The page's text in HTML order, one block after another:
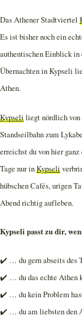
Das Athener Stadtviertel
Es ist bisher noch ein
authentischen Einblick in
Übernachten in Kypseli
Athen.
Kypseliliegt nördlich von
Standseilbahn zum
erreichst du von hier
Tage nur inKypseli
hübschen Cafés, urigen
Abend richtig aufleben.
Kypseli passt zu dir,
✔️ … du gern abseits des
✔️ … du das echte Athen
✔️ … du kein Problem
✔️ … du am liebsten den